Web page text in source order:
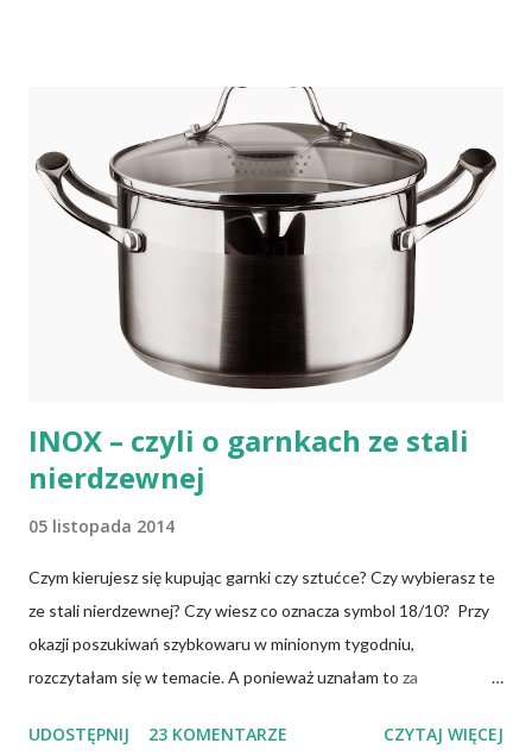
weganie (ludzie, którzy nie spożywają mięsa i produktów
pochodzenia zwierzęcego), laktoowowegetarianie (osoby, które
nie spożywają produktów mięsnych, ale włączają do diety
produkty pochodzenia zwierzęcego, takie jak mleko, przetwory
mleczne i jajka), osoby po 50 roku życia, niezależnie od ich diety,
osoby, które poddały się operacji żołądka lub którym wycięto
dolną część jelita cienkiego, a także osoby chorujące na AIDS.
Inni, w tym np. osoby chorujące na cukrzycę, a także każ...
INOX – czyli o garnkach ze stali
nierdzewnej
05 listopada 2014
Czym kierujesz się kupując garnki czy sztućce? Czy wybierasz te
ze stali nierdzewnej? Czy wiesz co oznacza symbol 18/10? Przy
okazji poszukiwań szybkowaru w minionym tygodniu,
rozczytałam się w temacie. A ponieważ uznałam to za
różnych materiałów odpornych na wysoką temperaturę i
UDOSTĘPNIJ 23 KOMENTARZE CZYTAJ WIĘCEJ